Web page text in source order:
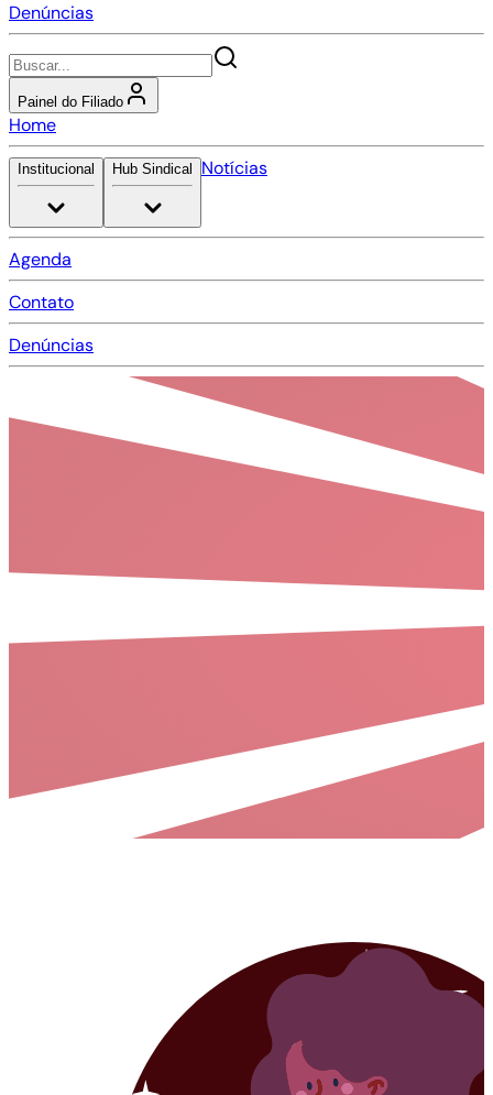
Denúncias
Painel do Filiado
Home
Institucional Hub Sindical Notícias
Agenda
Contato
Denúncias